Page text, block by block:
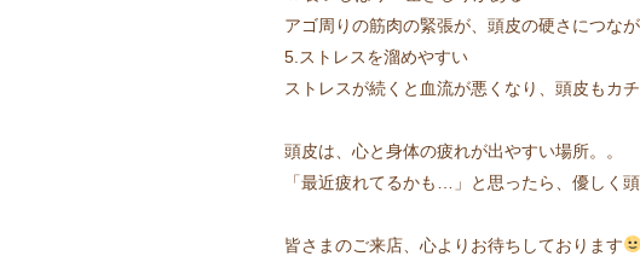
アゴ周りの筋肉の緊張が、頭皮の硬さにつなが
5.ストレスを溜めやすい
ストレスが続くと血流が悪くなり、頭皮もカチ
頭皮は、心と身体の疲れが出やすい場所。。
「最近疲れてるかも…」と思ったら、優しく
皆さまのご来店、心よりお待ちしております